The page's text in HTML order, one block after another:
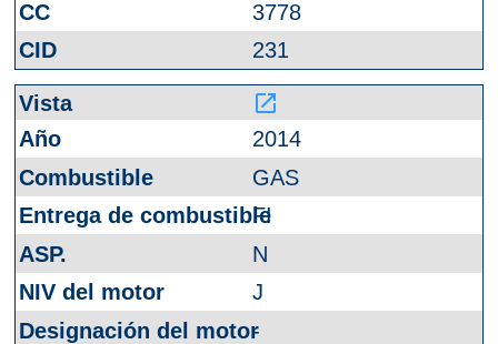
3778
231
launch
2014
GAS
FI
N
J
-